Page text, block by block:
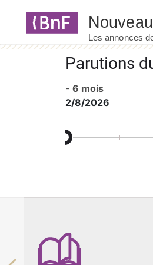
Parutions
- 6 mois
2/8/2026